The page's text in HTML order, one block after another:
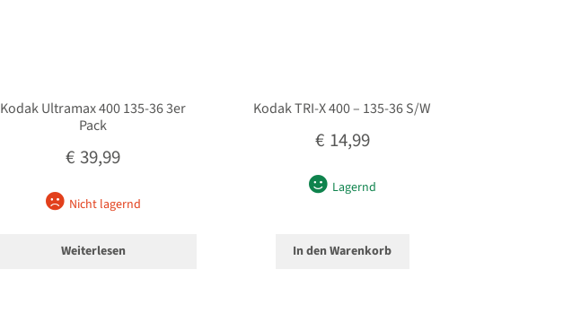
Kodak Ultramax 400 135-36 3er
Pack
€ 39,99
Nicht lagernd
Weiterlesen
Kodak TRI-X 400 – 135-36 S/W
€ 14,99
Lagernd
In den Warenkorb